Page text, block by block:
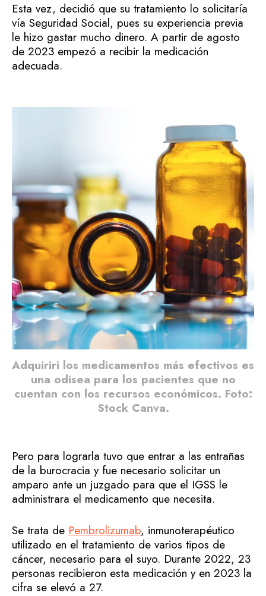
Esta vez, decidió que su tratamiento lo solicitaría
vía Seguridad Social, pues su experiencia previa
le hizo gastar mucho dinero. A partir de agosto
de 2023 empezó a recibir la medicación
adecuada.
Adquiriri los medicamentos más efectivos es
una odisea para los pacientes que no
cuentan con los recursos económicos. Foto:
Stock Canva.
Pero para lograrla tuvo que entrar a las entrañas
de la burocracia y fue necesario solicitar un
amparo ante un juzgado para que el IGSS le
administrara el medicamento que necesita.
Se trata de Pembrolizumab, inmunoterapéutico
utilizado en el tratamiento de varios tipos de
cáncer, necesario para el suyo. Durante 2022, 23
personas recibieron esta medicación y en 2023 la
cifra se elevó a 27.